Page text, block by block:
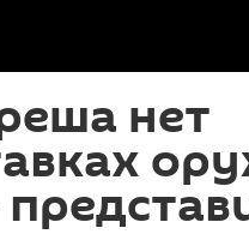
нет